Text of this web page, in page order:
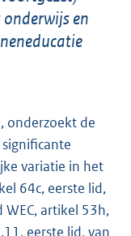
en
onderzoekt de
variatie in het
64c, eerste lid,
WEC, artikel 53h,
eerste lid, van